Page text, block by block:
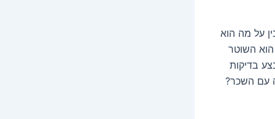
על מה הוא
השוטר
בדיקות
עם השכר?